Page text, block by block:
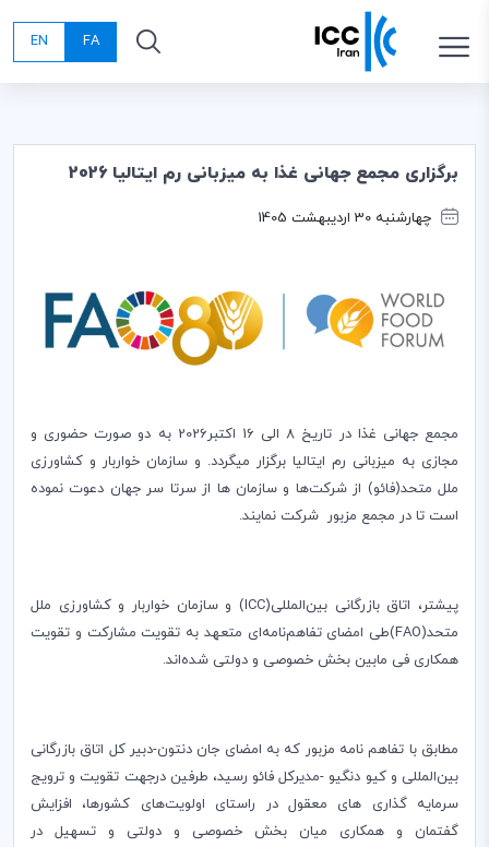
FA
EN
برگزاری مجمع جهانی غذا به میزبانی رم ایتالیا 2026
چهارشنبه 30 اردیبهشت 1405
مجمع جهانی غذا در تاریخ 8 الی 16 اکتبر2026 به دو صورت حضوری و
مجازی به میزبانی رم ایتالیا برگزار میگردد. و سازمان خواربار و کشاورزی
ملل متحد(فائو) از شرکت‌ها و سازمان ها از سرتا سر جهان دعوت نموده
است تا در مجمع مزبور شرکت نمایند.
پیشتر، اتاق بازرگانی بین‌المللی(ICC) و سازمان خواربار و کشاورزی ملل
متحد(FAO)‌طی امضای تفاهم‌نامه‌ای متعهد به تقویت مشارکت و تقویت
همکاری فی مابین بخش خصوصی و دولتی شده‌اند.
مطابق با تفاهم نامه مزبور که به امضای جان دنتون-دبیر کل اتاق بازرگانی
بین‌المللی و کیو دنگیو -مدیرکل فائو رسید، طرفین درجهت تقویت و ترویج
سرمایه‎ گذاری‎ های معقول در راستای اولویت‌های کشورها، افزایش
گفتمان و همکاری میان بخش خصوصی و دولتی و تسهیل در